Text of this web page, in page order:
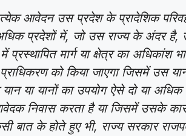
आवेदन उस प्रदेश के प्रादेशिक
प्रदेशों में, जो उस राज्य के अंदर है,
प्रस्थापित मार्ग या क्षेत्र का
को किया जाएगा जिसमें उस
या यानों का उपयोग ऐसे दो या
निवास करता है या जिसमें उसके
बात के होते हुए भी, राज्य सरकार